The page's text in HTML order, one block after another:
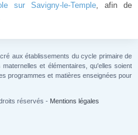
sur Savigny-le-Temple, afin de
aux établissements du cycle primaire de
et élémentaires, qu'elles soient
programmes et matières enseignées pour
réservés - Mentions légales